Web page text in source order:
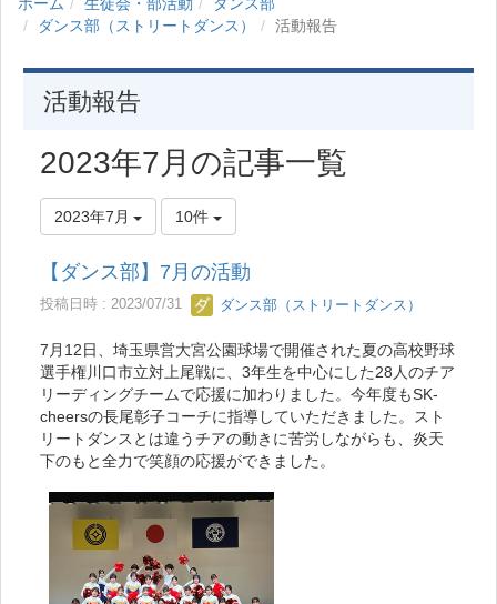
ホーム 生徒会・部活動
ダンス部
ダンス部（ストリートダンス）
活動報告
活動報告
2023年7月の記事一覧
2023年7月 10件
【ダンス部】7月の活動
投稿日時 : 2023/07/31 ダンス部（ストリートダンス）
7月12日、埼玉県営大宮公園球場で開催された夏の高校野球
選手権川口市立対上尾戦に、3年生を中心にした28人のチア
リーディングチームで応援に加わりました。今年度もSK-
cheersの長尾彰子コーチに指導していただきました。スト
リートダンスとは違うチアの動きに苦労しながらも、炎天
下のもと全力で笑顔の応援ができました。